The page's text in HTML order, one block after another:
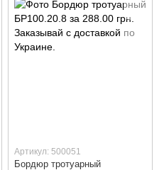
Артикул: 500051
Бордюр тротуарный